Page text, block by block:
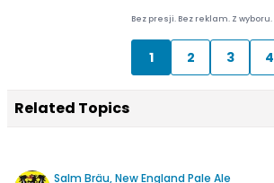
Bez presji. Bez reklam. Z wyboru.
1 2 3 4
Related Topics
Salm Bräu, New England Pale Ale